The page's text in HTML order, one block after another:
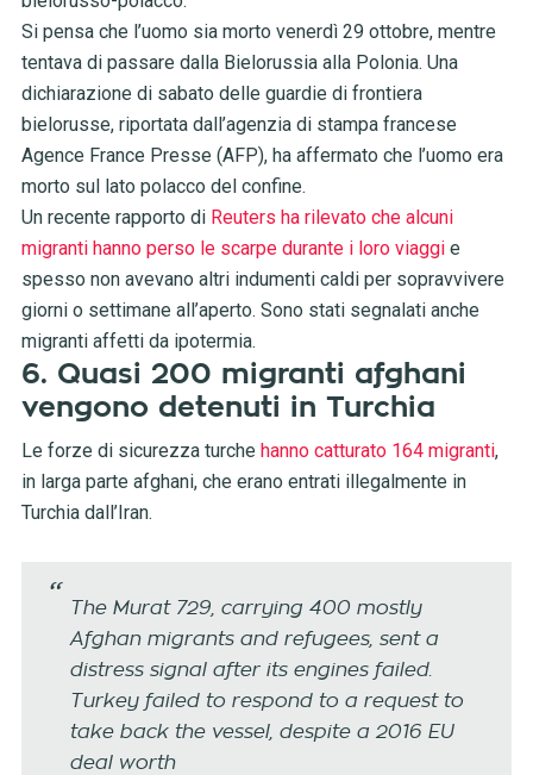
Si pensa che l’uomo sia morto venerdì 29 ottobre, mentre
tentava di passare dalla Bielorussia alla Polonia. Una
dichiarazione di sabato delle guardie di frontiera
bielorusse, riportata dall’agenzia di stampa francese
Agence France Presse (AFP), ha affermato che l’uomo era
morto sul lato polacco del confine.
Un recente rapporto di Reuters ha rilevato che alcuni
migranti hanno perso le scarpe durante i loro viaggi e
spesso non avevano altri indumenti caldi per sopravvivere
giorni o settimane all’aperto. Sono stati segnalati anche
migranti affetti da ipotermia.
6. Quasi 200 migranti afghani
vengono detenuti in Turchia
Le forze di sicurezza turche hanno catturato 164 migranti,
in larga parte afghani, che erano entrati illegalmente in
Turchia dall’Iran.
The Murat 729, carrying 400 mostly
Afghan migrants and refugees, sent a
distress signal after its engines failed.
Turkey failed to respond to a request to
take back the vessel, despite a 2016 EU
deal worth